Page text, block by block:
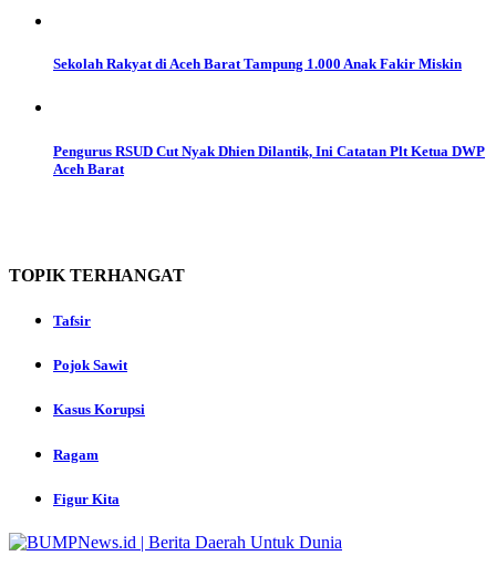
Sekolah Rakyat di Aceh Barat Tampung 1.000 Anak Fakir Miskin
Pengurus RSUD Cut Nyak Dhien Dilantik, Ini Catatan Plt Ketua DWP
Aceh Barat
TOPIK TERHANGAT
Tafsir
Pojok Sawit
Kasus Korupsi
Ragam
Figur Kita